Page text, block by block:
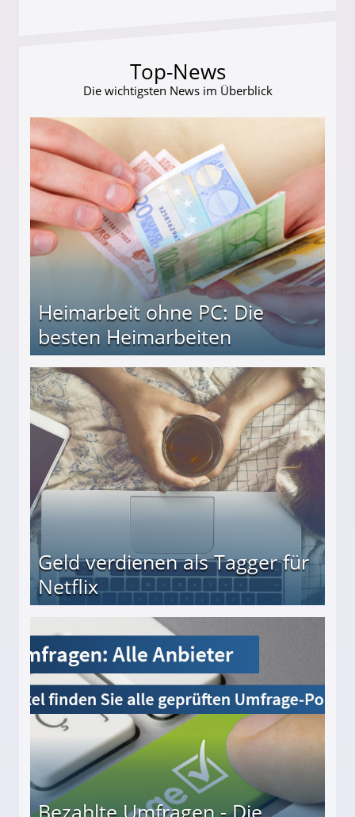
Top-News
Die wichtigsten News im Überblick
Heimarbeit ohne PC: Die
besten Heimarbeiten
Geld verdienen als Tagger für
Netflix